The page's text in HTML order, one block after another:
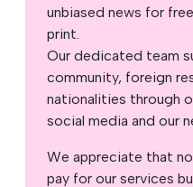
unbiased news for
print.
Our dedicated team
community, foreign
nationalities through
social media and our
We appreciate that
pay for our services